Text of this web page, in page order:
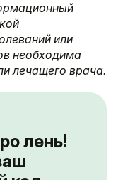
или
необходима
лечащего врача.
лень!